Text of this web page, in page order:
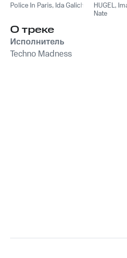
Police In Paris, Ida Galich HUGEL,
Nate
О треке
Исполнитель
Techno Madness